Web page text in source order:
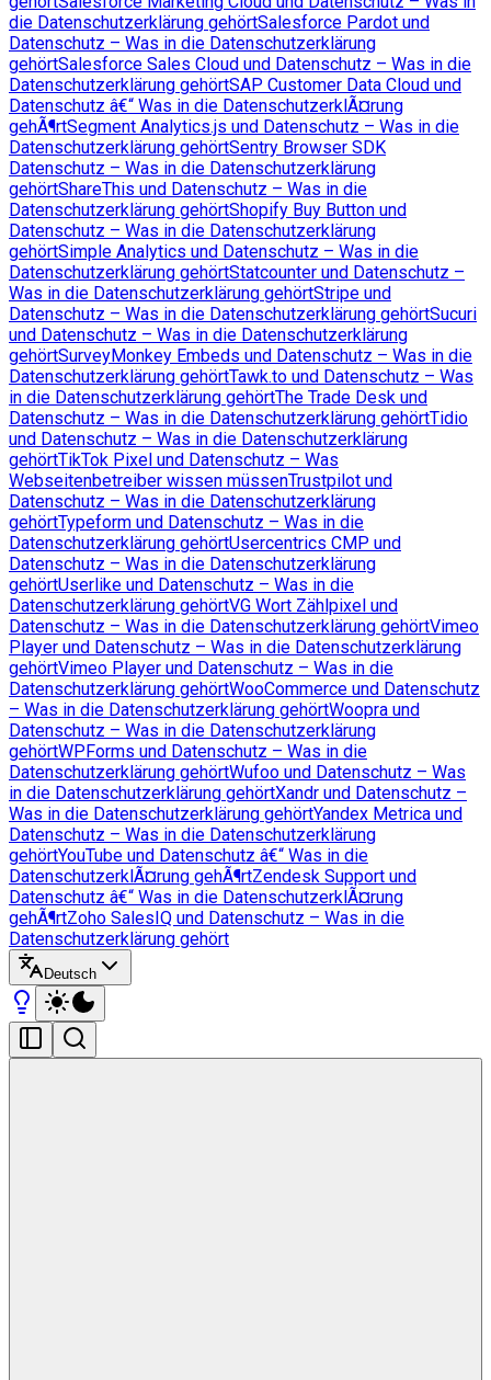
die Datenschutzerklärung gehörtSalesforce Pardot und
Datenschutz – Was in die Datenschutzerklärung
gehörtSalesforce Sales Cloud und Datenschutz – Was in die
Datenschutzerklärung gehörtSAP Customer Data Cloud und
Datenschutz â€“ Was in die DatenschutzerklÃ¤rung
gehÃ¶rtSegment Analytics.js und Datenschutz – Was in die
Datenschutzerklärung gehörtSentry Browser SDK
Datenschutz – Was in die Datenschutzerklärung
gehörtShareThis und Datenschutz – Was in die
Datenschutzerklärung gehörtShopify Buy Button und
Datenschutz – Was in die Datenschutzerklärung
gehörtSimple Analytics und Datenschutz – Was in die
Datenschutzerklärung gehörtStatcounter und Datenschutz –
Was in die Datenschutzerklärung gehörtStripe und
Datenschutz – Was in die Datenschutzerklärung gehörtSucuri
und Datenschutz – Was in die Datenschutzerklärung
gehörtSurveyMonkey Embeds und Datenschutz – Was in die
Datenschutzerklärung gehörtTawk.to und Datenschutz – Was
in die Datenschutzerklärung gehörtThe Trade Desk und
Datenschutz – Was in die Datenschutzerklärung gehörtTidio
und Datenschutz – Was in die Datenschutzerklärung
gehörtTikTok Pixel und Datenschutz – Was
Webseitenbetreiber wissen müssenTrustpilot und
Datenschutz – Was in die Datenschutzerklärung
gehörtTypeform und Datenschutz – Was in die
Datenschutzerklärung gehörtUsercentrics CMP und
Datenschutz – Was in die Datenschutzerklärung
gehörtUserlike und Datenschutz – Was in die
Datenschutzerklärung gehörtVG Wort Zählpixel und
Datenschutz – Was in die Datenschutzerklärung gehörtVimeo
Player und Datenschutz – Was in die Datenschutzerklärung
gehörtVimeo Player und Datenschutz – Was in die
Datenschutzerklärung gehörtWooCommerce und Datenschutz
– Was in die Datenschutzerklärung gehörtWoopra und
Datenschutz – Was in die Datenschutzerklärung
gehörtWPForms und Datenschutz – Was in die
Datenschutzerklärung gehörtWufoo und Datenschutz – Was
in die Datenschutzerklärung gehörtXandr und Datenschutz –
Was in die Datenschutzerklärung gehörtYandex Metrica und
Datenschutz – Was in die Datenschutzerklärung
gehörtYouTube und Datenschutz â€“ Was in die
DatenschutzerklÃ¤rung gehÃ¶rtZendesk Support und
Datenschutz â€“ Was in die DatenschutzerklÃ¤rung
gehÃ¶rtZoho SalesIQ und Datenschutz – Was in die
Datenschutzerklärung gehört
Deutsch